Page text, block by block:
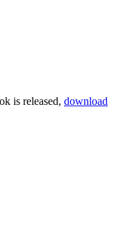
is released, download